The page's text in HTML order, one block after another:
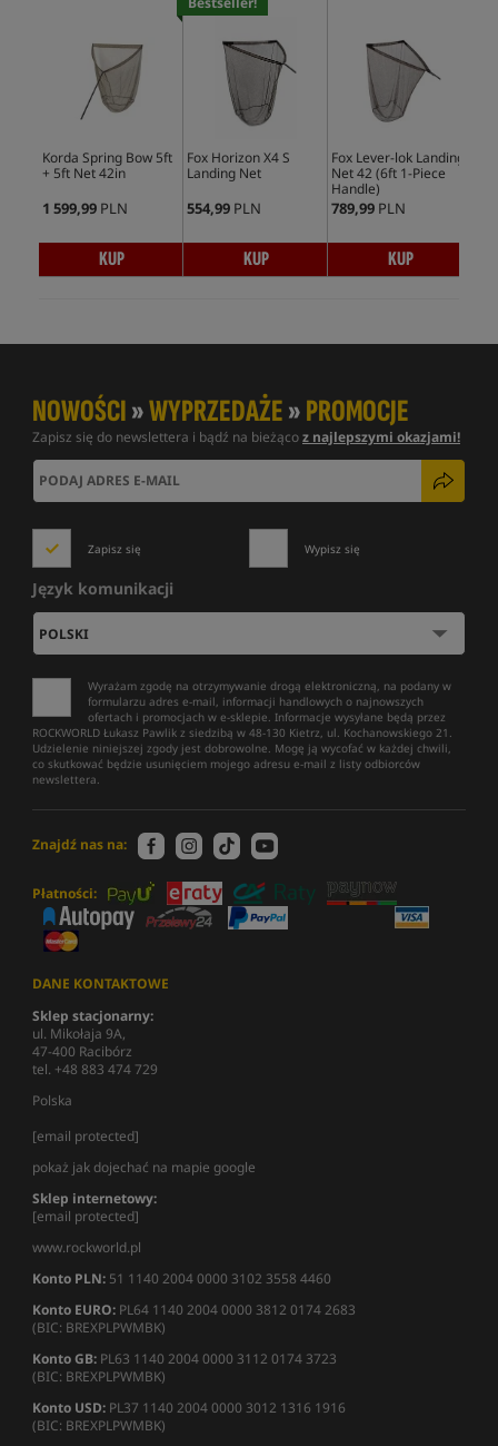
Korda Spring Bow 5ft
+ 5ft Net 42in
1 599,99 PLN
KUP
Fox Horizon X4 S
Landing Net
554,99 PLN
KUP
Fox Lever-lok Landing
Net 42 (6ft 1-Piece
Handle)
789,99 PLN
KUP
NOWOŚCI»WYPRZEDAŻE»PROMOCJE
Zapisz się do newslettera i bądź na bieżącoz najlepszymi okazjami!
Zapisz się Wypisz się
Język komunikacji
Wyrażam zgodę na otrzymywanie drogą elektroniczną, na podany w
formularzu adres e-mail, informacji handlowych o najnowszych
ofertach i promocjach w e-sklepie. Informacje wysyłane będą przez
ROCKWORLD Łukasz Pawlik z siedzibą w 48-130 Kietrz, ul. Kochanowskiego 21.
Udzielenie niniejszej zgody jest dobrowolne. Mogę ją wycofać w każdej chwili,
co skutkować będzie usunięciem mojego adresu e-mail z listy odbiorców
newslettera.
Znajdź nas na:
Płatności:
DANE KONTAKTOWE
Sklep stacjonarny:
ul. Mikołaja 9A,
47-400 Racibórz
tel. +48 883 474 729
Polska
[email protected]
pokaż jak dojechać na mapie google
Sklep internetowy:
[email protected]
www.rockworld.pl
Konto PLN: 51 1140 2004 0000 3102 3558 4460
Konto EURO: PL64 1140 2004 0000 3812 0174 2683
(BIC: BREXPLPWMBK)
Konto GB: PL63 1140 2004 0000 3112 0174 3723
(BIC: BREXPLPWMBK)
Konto USD: PL37 1140 2004 0000 3012 1316 1916
(BIC: BREXPLPWMBK)